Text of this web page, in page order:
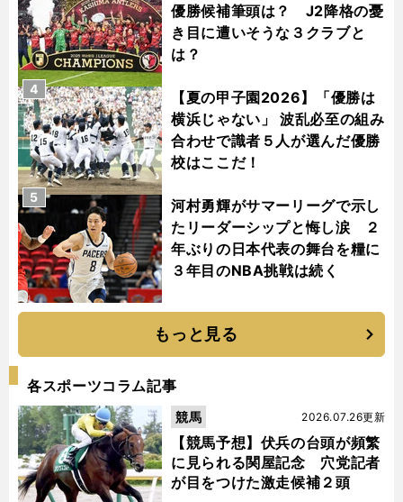
優勝候補筆頭は？ J2降格の憂
き目に遭いそうな３クラブと
は？
【夏の甲子園2026】「優勝は
横浜じゃない」 波乱必至の組み
合わせで識者５人が選んだ優勝
校はここだ！
4
河村勇輝がサマーリーグで示し
たリーダーシップと悔し涙 ２
年ぶりの日本代表の舞台を糧に
３年目のNBA挑戦は続く
5
もっと見る
各スポーツコラム記事
【競馬予想】伏兵の台頭が頻繁
に見られる関屋記念 穴党記者
が目をつけた激走候補２頭
2026.07.26更新
競馬